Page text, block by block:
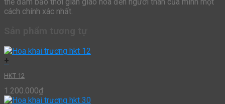
cách chính xác nhất.
+
HKT 12
1.200.000₫